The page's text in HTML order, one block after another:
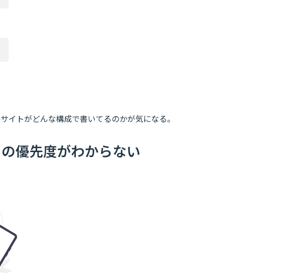
トがどんな構成で書いてるのかが気になる。
優先度がわからない